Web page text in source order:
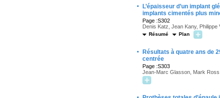
·
L’épaisseur d’un implant
implants cimentés plus
Page :S302
Denis Katz, Jean Kany,
Résumé Plan
·
Résultats à quatre ans de
centrée
Page :S303
Jean-Marc Glasson, Mark Ross